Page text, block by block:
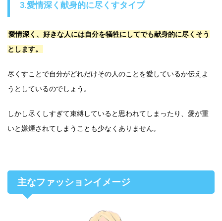
3.愛情深く献身的に尽くすタイプ
愛情深く、好きな人には自分を犠牲にしてでも献身的に尽くそう
とします。
尽くすことで自分がどれだけその人のことを愛しているか伝えよ
うとしているのでしょう。
しかし尽くしすぎて束縛していると思われてしまったり、愛が重
いと嫌煙されてしまうことも少なくありません。
主なファッションイメージ